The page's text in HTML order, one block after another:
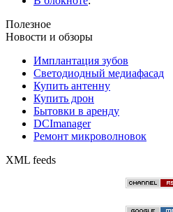
Полезное
Новости и обзоры
Имплантация зубов
Светодиодный медиафасад
Купить антенну
Купить дрон
Бытовки в аренду
DCImanager
Ремонт микроволновок
XML feeds